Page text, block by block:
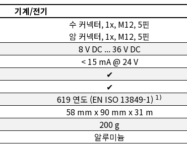
기계/전기
수 커넥터, 1x, M12, 5핀
암 커넥터, 1x, M12, 5핀
8 V DC ... 36 V DC
< 15 mA @ 24 V
✔
✔
619 연도 (EN ISO 13849-1) 1)
58 mm x 90 mm x 31 m
200 g
알루미늄